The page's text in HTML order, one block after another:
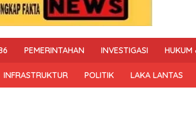
PEMERINTAHAN INVESTIGASI HUKUM
INFRASTRUKTUR POLITIK LAKA LANTAS